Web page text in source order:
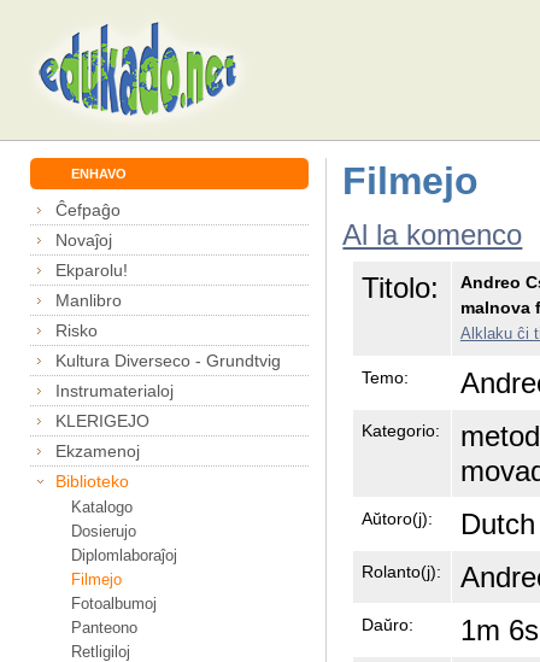
ENHAVO
Ĉefpaĝo
Novaĵoj
Ekparolu!
Manlibro
Risko
Kultura Diverseco - Grundtvig
Instrumaterialoj
KLERIGEJO
Ekzamenoj
Biblioteko
Katalogo
Dosierujo
Diplomlaboraĵoj
Filmejo
Fotoalbumoj
Panteono
Retligiloj
Filmejo
Al la komenco
Titolo:
Andreo
malnova
Alklaku ĉi
Temo:
Kategorio:
Aŭtoro(j):
Rolanto(j):
Daŭro: 1m 6s